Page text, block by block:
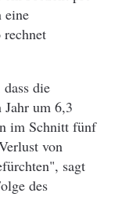
eine
die
um 6,3
im Schnitt fünf
von
sagt
des